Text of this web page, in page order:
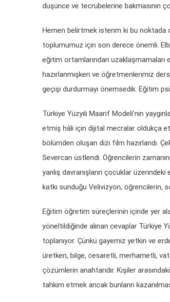
düşünce ve tecrübelerine bakmasının
Hemen belirtmek isterim ki bu noktada
toplumumuz için son derece önemli.
eğitim ortamlarından
hazırlanmışken ve öğretmenlerimiz
geçişi durdurmayı önemsedik. Eğitim
Türkiye Yüzyılı Maarif Modeli’nin
etmiş hâli için dijital mecralar oldukça
bölümden oluşan dizi film hazırlandı.
Severcan üstlendi. Öğrencilerin
yanlış davranışların çocuklar
katkı sunduğu Velivizyon, öğrencilerin,
Eğitim öğretim süreçlerinin içinde yer
yöneltildiğinde alınan cevaplar Türkiye
toplanıyor. Çünkü gayemiz yetkin ve
üretken, bilge, cesaretli, merhametli,
çözümlerin anahtarıdır. Kişiler
tahkim etmek ancak bunların